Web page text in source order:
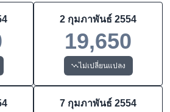
2 กุมภาพันธ์ 2554
19,650
ไม่เปลี่ยนแปลง
7 กุมภาพันธ์ 2554